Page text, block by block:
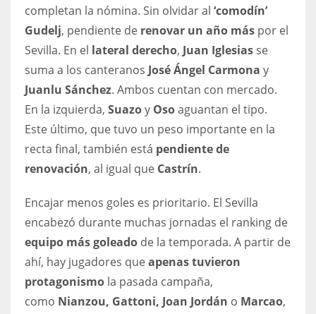
completan la nómina. Sin olvidar al ‘comodín’
Gudelj, pendiente de renovar un año más por el
Sevilla. En el lateral derecho, Juan Iglesias se
suma a los canteranos José Ángel Carmona y
Juanlu Sánchez. Ambos cuentan con mercado.
En la izquierda, Suazoy Osoaguantan el tipo.
Este último, que tuvo un peso importante en la
recta final, también está pendiente de
renovación, al igual que Castrín.
Encajar menos goles es prioritario. El Sevilla
encabezó durante muchas jornadas el ranking de
equipo más goleado de la temporada. A partir de
ahí, hay jugadores queapenas tuvieron
protagonismo la pasada campaña,
como Nianzou, Gattoni, Joan Jordán o Marcao,